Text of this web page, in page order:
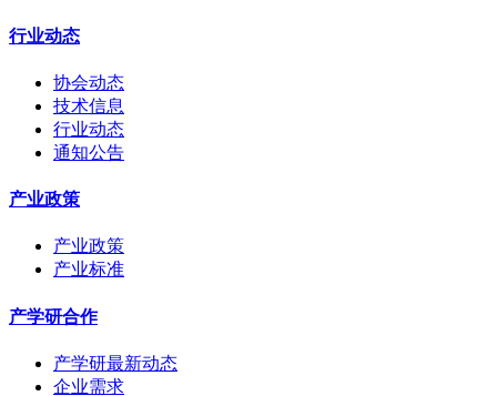
行业动态
协会动态
技术信息
行业动态
通知公告
产业政策
产业政策
产业标准
产学研合作
产学研最新动态
企业需求